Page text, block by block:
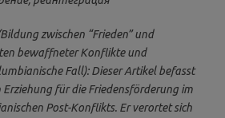
zwischen “Frieden” und
bewaffneter Konflikte und
Fall): Dieser Artikel befasst
Erziehung für die Friedensförderung im
Post-Konflikts. Er verortet sich